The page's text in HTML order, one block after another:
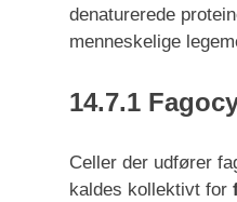
denaturerede
menneskelige
14.7.1
Celler der udfører
kaldes kollektivt for